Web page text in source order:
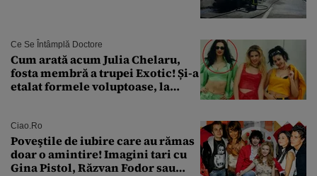
Ce Se Întâmplă Doctore
Cum arată acum Julia Chelaru,
fosta membră a trupei Exotic! Și-a
etalat formele voluptoase, la
Ciao.ro
Poveştile de iubire care au rămas
doar o amintire! Imagini tari cu
Gina Pistol, Răzvan Fodor sau